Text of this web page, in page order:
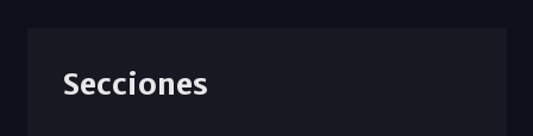
Secciones